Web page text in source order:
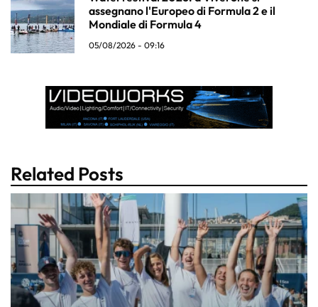
assegnano l'Europeo di Formula 2 e il
Mondiale di Formula 4
05/08/2026 - 09:16
Related Posts